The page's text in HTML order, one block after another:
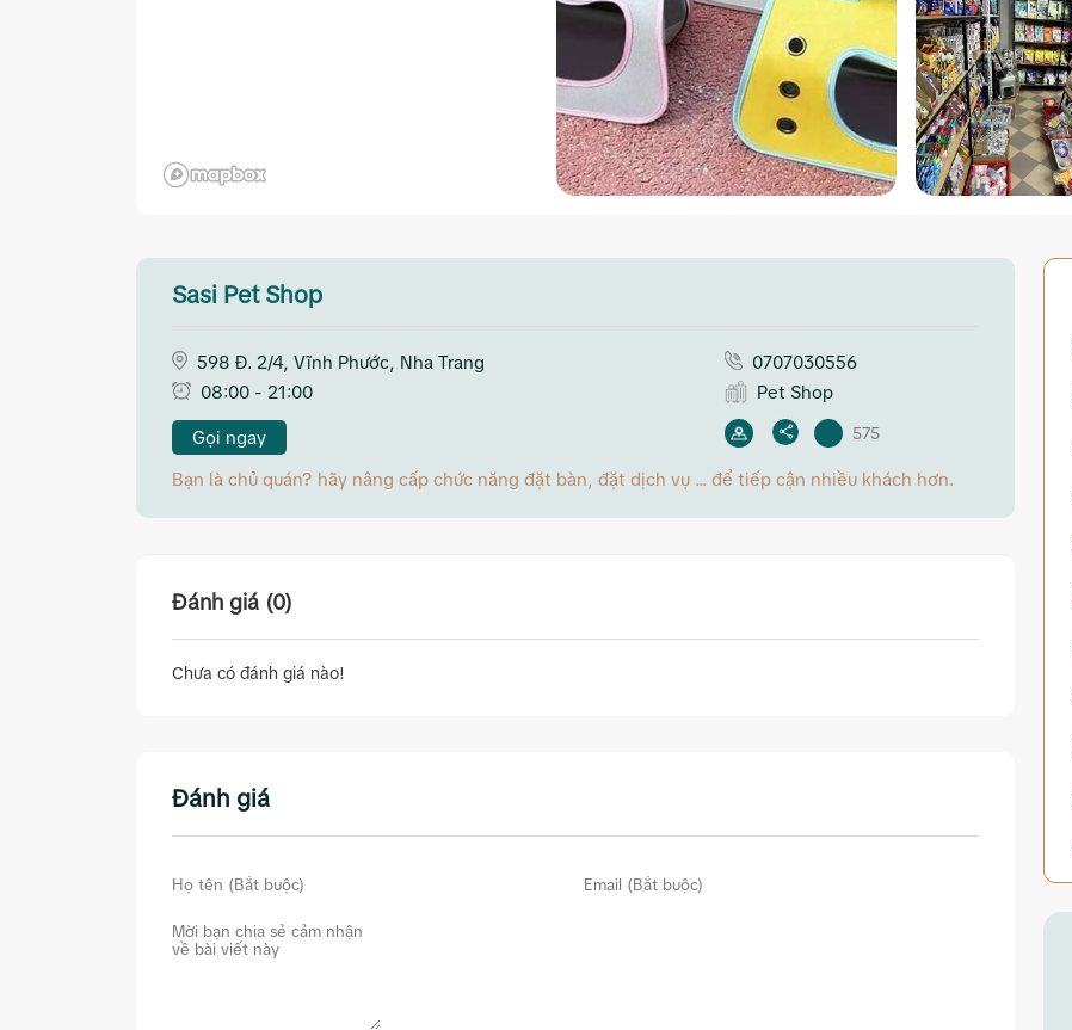
Sasi Pet Shop
598 Đ. 2/4, Vĩnh Phước, Nha Trang
0707030556
08:00 - 21:00
Pet Shop
Gọi ngay 575
Bạn là chủ quán? hãy nâng cấp chức năng đặt bàn, đặt dịch vụ ... để tiếp cận nhiều khách hơn.
Đánh giá (0)
Chưa có đánh giá nào!
Đánh giá